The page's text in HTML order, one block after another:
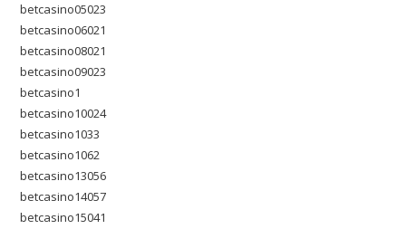
betcasino05023
betcasino06021
betcasino08021
betcasino09023
betcasino1
betcasino10024
betcasino1033
betcasino1062
betcasino13056
betcasino14057
betcasino15041